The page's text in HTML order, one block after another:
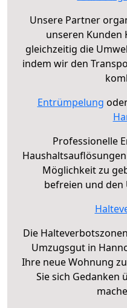
Unsere Partner
unseren Kunden
gleichzeitig die
indem wir den
Entrümpelung
Professionelle
Möglichkeit zu
befreien und den
Die
Umzugsgut in
Ihre neue Wohnung
Sie sich Gedanken